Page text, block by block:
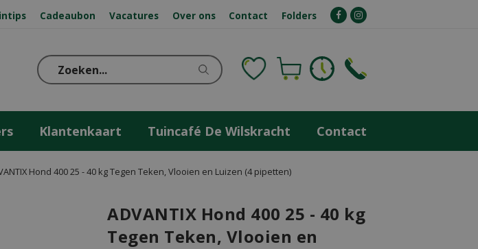
Hond 400 25 - 40 kg Tegen Teken, Vlooien en Luizen (4 pipetten)
Cadeaubon Vacatures Over ons Contact Folders
Klantenkaart Tuincafé De Wilskracht Contact
ADVANTIX Hond 400 25 - 40 kg
Tegen Teken, Vlooien en